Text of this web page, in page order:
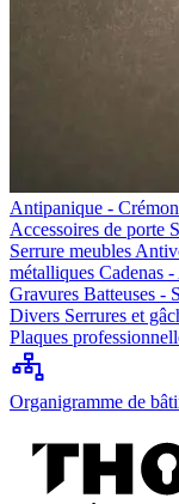
Antipanique -
Accessoires de porte
Serrure meubles
métalliques Cadenas
Gravures Batteuses -
Divers Serrures et
Plaques
Organigramme de